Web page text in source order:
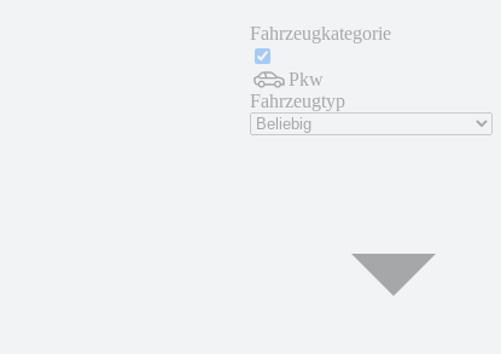
Fahrzeugkategorie
Pkw
Fahrzeugtyp